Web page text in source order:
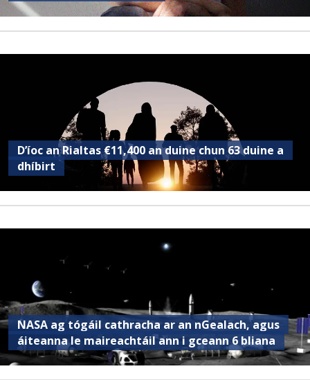
D’íoc an Rialtas €11,400 an duine chun 63 duine a
dhíbirt
NASA ag tógáil cathracha ar an nGealach, agus
áiteanna le maireachtáil ann i gceann 6 bliana